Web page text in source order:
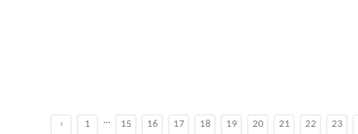
‹ 1 ... 15 16 17 18 19 20 21 22 23